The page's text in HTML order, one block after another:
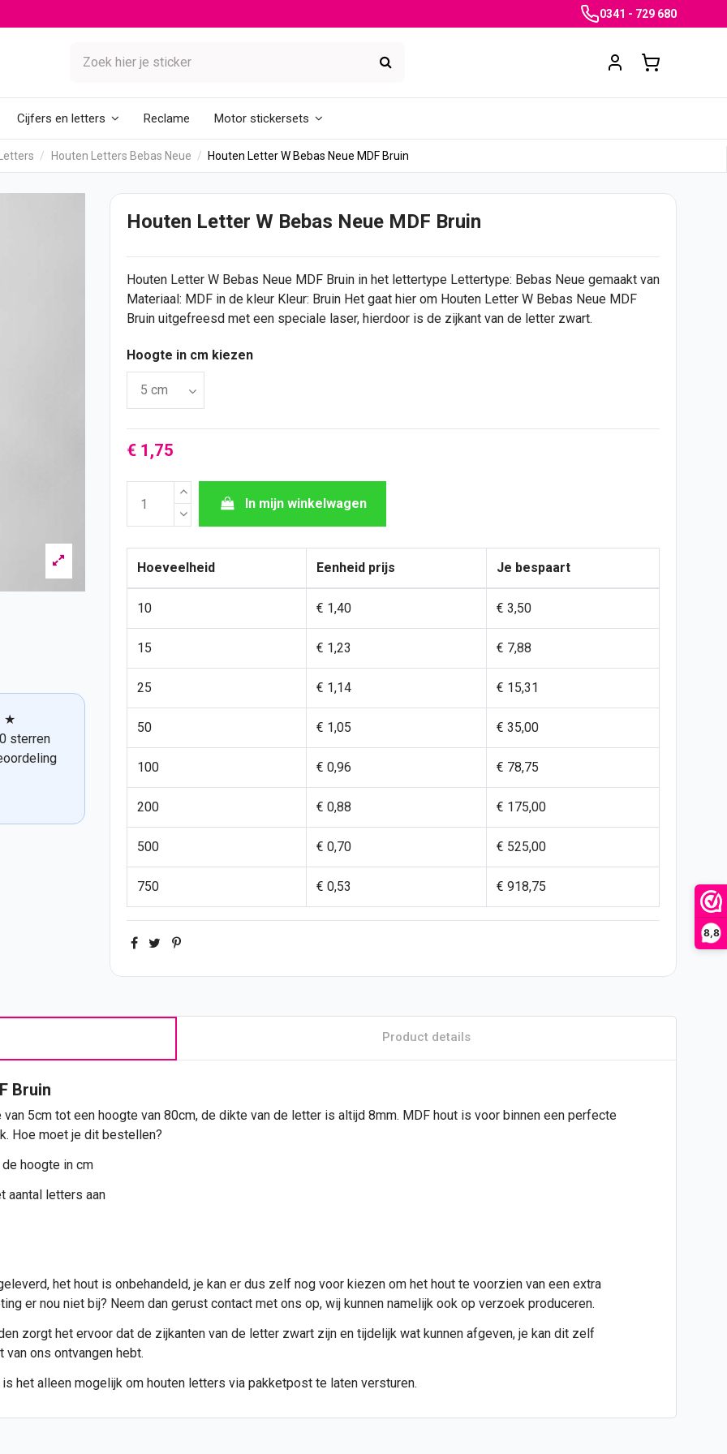
8,8
0341 - 729 680
Cijfers en letters Reclame Motor stickersets
Houten Letters Bebas Neue Houten Letter W Bebas Neue MDF Bruin
★
sterren
Houten Letter W Bebas Neue MDF Bruin
Houten LetterW Bebas Neue MDF Bruin in het lettertype Lettertype: Bebas Neue gemaakt van
Materiaal: MDF in de kleur Kleur: Bruin Het gaat hier om Houten Letter W Bebas Neue MDF
Bruin uitgefreesd met een speciale laser, hierdoor is de zijkant van de letter zwart.
Hoogte in cm kiezen
€ 1,75
In mijn winkelwagen
Hoeveelheid Eenheid prijs Je bespaart
10 € 1,40 € 3,50
15 € 1,23 € 7,88
25 € 1,14 € 15,31
50 € 1,05 € 35,00
100 € 0,96 € 78,75
200 € 0,88 € 175,00
500 € 0,70 € 525,00
750 € 0,53 € 918,75
Product details
Bruin
5cm tot een hoogte van 80cm, de dikte van de letter is altijd 8mm. MDF hout is voor binnen een perfecte
Hoe moet je dit bestellen?
hoogte in cm
aantal letters aan
het hout is onbehandeld, je kan er dus zelf nog voor kiezen om het hout te voorzien van een extra
er nou niet bij? Neem dan gerust contact met ons op, wij kunnen namelijk ook op verzoek produceren.
zorgt het ervoor dat de zijkanten van de letter zwart zijn en tijdelijk wat kunnen afgeven, je kan dit zelf
ons ontvangen hebt.
het alleen mogelijk om houten letters via pakketpost te laten versturen.